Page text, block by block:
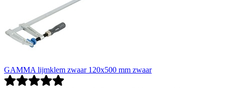
GAMMA lijmklem zwaar 120x500 mm zwaar